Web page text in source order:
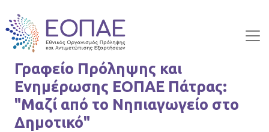
Γραφείο Πρόληψης και
Ενημέρωσης ΕΟΠΑΕ Πάτρας:
"Μαζί από το Νηπιαγωγείο στο
Δημοτικό"